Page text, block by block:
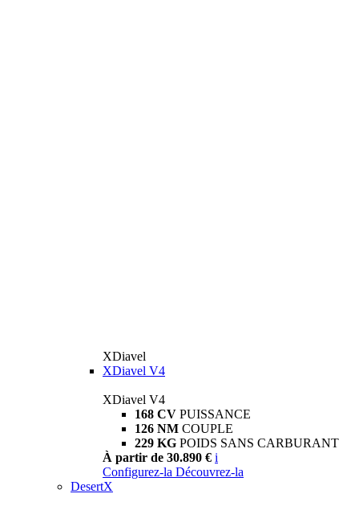
XDiavel
XDiavel V4
XDiavel V4
168 CV PUISSANCE
126 NM COUPLE
229 KG POIDS SANS CARBURANT
À partir de 30.890 € i
Configurez-la Découvrez-la
DesertX